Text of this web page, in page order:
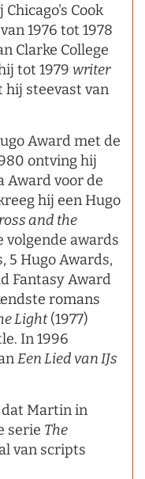
Cook
1976 tot 1978
Clarke College
tot 1979 writer
hij steevast van
Award met de
ontving hij
Award voor de
hij een Hugo
and the
volgende awards
5 Hugo Awards,
Fantasy Award
romans
Light(1977)
In 1996
Een Lied van IJs
Martin in
serie The
van scripts